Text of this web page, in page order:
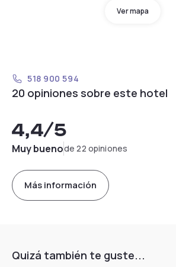
Ver mapa
518 900 594
20 opiniones sobre este hotel
4,4/5
Muy buenode 22 opiniones
Más información
Quizá también te guste...